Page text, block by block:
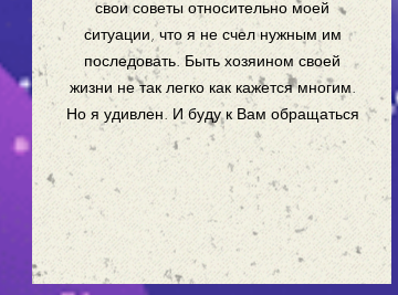
свои советы относительно моей
ситуации, что я не счел нужным им
последовать. Быть хозяином своей
жизни не так легко как кажется многим.
Но я удивлен. И буду к Вам обращаться